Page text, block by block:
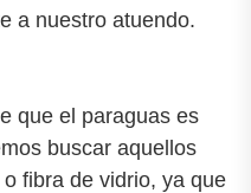
a nuestro atuendo.
que el paraguas es
buscar aquellos
fibra de vidrio, ya que